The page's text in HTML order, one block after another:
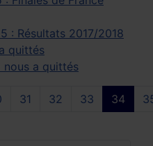
: Résultats 2017/2018
quittés
nous a quittés
Page 34 sur 37
31 32 33 34